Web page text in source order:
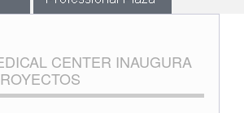
CENTER INAUGURA